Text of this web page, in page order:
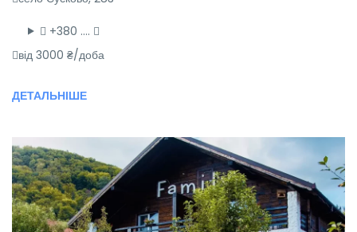
+380 ….
від 3000 ₴/доба
ДЕТАЛЬНІШЕ